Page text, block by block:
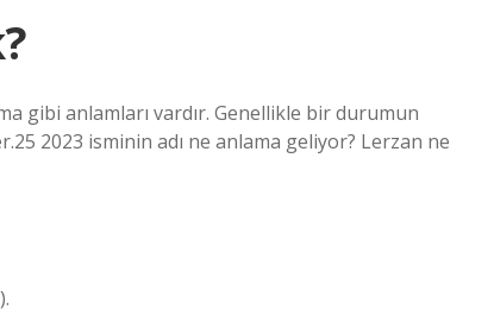
gibi anlamları vardır. Genellikle bir durumun
2023 isminin adı ne anlama geliyor? Lerzan ne